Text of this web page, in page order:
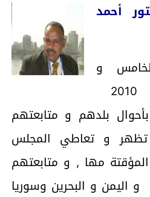
أحمد
و
بلدهم و متابعتهم
تظهر و تعاطي المجلس
مها , و متابعتهم
و اليمن و البحرين وسوريا